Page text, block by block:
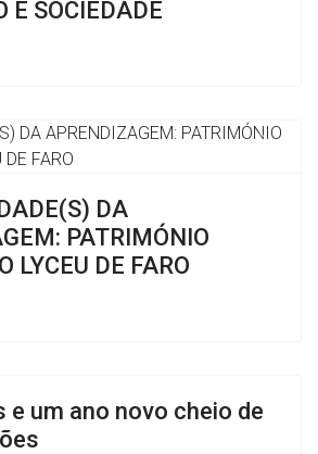
E SOCIEDADE
DA
PATRIMÓNIO
LYCEU DE FARO
e um ano novo cheio de